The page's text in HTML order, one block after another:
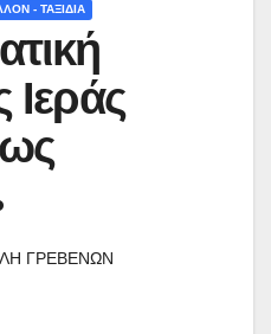
- ΤΑΞΙΔΙΑ
Ιεράς
ΓΡΕΒΕΝΩΝ